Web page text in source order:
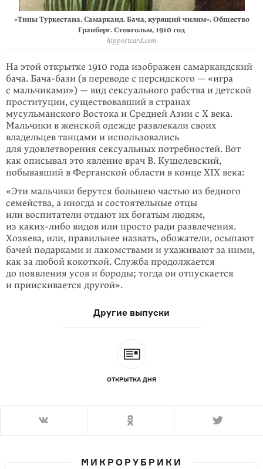
«Типы Туркестана. Самарканд. Бача, курящий чилим». Общество
Гранберг. Стокгольм, 1910 год
hippostcard.com
На этой открытке 1910 года изображен самаркандский
бача. Бача-бази (в переводе с персидского — «игра
с мальчиками») — вид сексуального рабства и детской
проституции, существовавший в странах
мусульманского Востока и Средней Азии с X века.
Мальчики в женской одежде развлекали своих
владельцев танцами и использовались
для удовлетворения сексуальных потребностей. Вот
как описывал это явление врач В. Кушелевский,
побывав­ший в Ферганской области в конце XIX века:
«Эти мальчики берутся большею частью из бедного
семейства, а иногда и состоятельные отцы
или воспитатели отдают их богатым людям,
из каких-либо видов или просто ради развлечения.
Хозяева, или, правильнее назвать, обожатели, осыпают
бачей подарками и лакомства­ми и ухаживают за ними,
как за любой кокоткой. Служба продол­жается
до появления усов и бороды; тогда он отпускается
и приискивается другой».
Другие выпуски
ОТКРЫТКА ДНЯ
МИКРОРУБРИКИ